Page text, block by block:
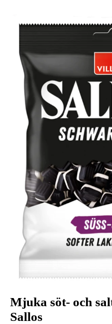
Mjuka söt- och
Sallos